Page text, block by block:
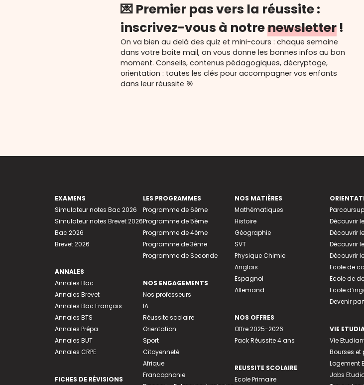
💌 Premier pas vers la réussite :
inscrivez-vous à notrenewsletter !
On va bien au delà des quiz et mini-cours : chaque semaine
dans votre boite mail, on vous donne les bonnes infos au bon
moment. Conseils, contenus pédagogiques, décryptage,
orientation : toutes les clés pour accompagner vos enfants
dans leur réussite 🎯
EXAMENS
Simulateur notes Bac 2026
Simulateur notes Brevet 2026
Bac 2026
Brevet 2026
ANNALES
Annales Bac
Annales Brevet
Annales Bac Français
Annales BTS
Annales Prépa
Annales BUT
Annales CRPE
FICHES DE RÉVISIONS
LES PROGRAMMES
Programme de 6ème
Programme de 5ème
Programme de 4ème
Programme de 3ème
Programme de Seconde
NOS ENGAGEMENTS
Nos professeurs
IA
Réussite scolaire
Orientation
Sport
Citoyenneté
Afrique
Francophonie
NOS MATIÈRES
Mathématiques
Histoire
Géographie
SVT
Physique Chimie
Anglais
Espagnol
Allemand
NOS OFFRES
Offre 2025-2026
Pack Réussite 4 ans
REUSSITE SCOLAIRE
Ecole Primaire
Parcoursup
Découvrir
Découvrir
Découvrir
Découvrir
Ecole de
Ecole de
Ecole
Devenir
VIE
Vie
Bourses et
Logement
Jobs